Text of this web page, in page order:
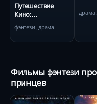
Путешествие
Кино:
фэнтези, драма
Фильмы фэнтези
принцев